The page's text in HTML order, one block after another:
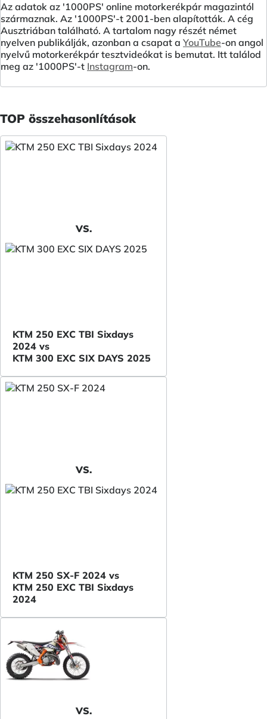
Az adatok az '1000PS' online motorkerékpár magazintól
származnak. Az '1000PS'-t 2001-ben alapították. A cég
Ausztriában található. A tartalom nagy részét német
nyelven publikálják, azonban a csapat a YouTube-on angol
nyelvű motorkerékpár tesztvideókat is bemutat. Itt találod
meg az '1000PS'-t Instagram-on.
TOP összehasonlítások
VS.
KTM 250 EXC TBI Sixdays
2024 vs
KTM 300 EXC SIX DAYS 2025
VS.
KTM 250 SX-F 2024 vs
KTM 250 EXC TBI Sixdays
2024
VS.